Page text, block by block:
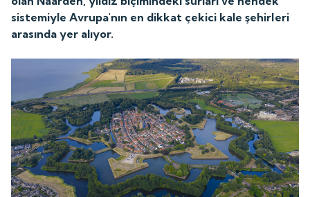
sistemiyle Avrupa'nın en dikkat çekici kale şehirleri
arasında yer alıyor.